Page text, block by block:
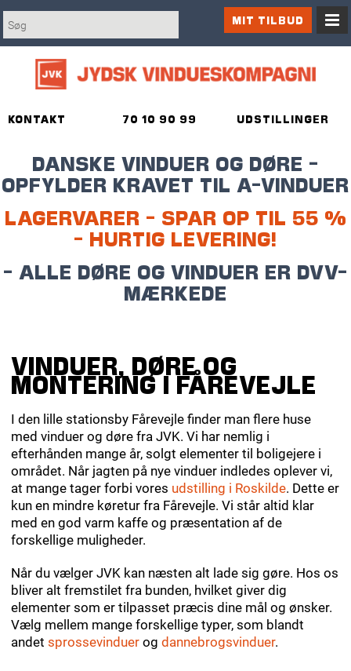
KONTAKT UDSTILLINGER
70 10 90 99
DANSKE VINDUER OG DØRE -
OPFYLDER KRAVET TIL A-VINDUER
LAGERVARER - SPAR OP TIL 55 %
- HURTIG LEVERING!
- ALLE DØRE OG VINDUER ER DVV-
MÆRKEDE
MIT TILBUD
VINDUER, DØRE OG
MONTERING I FÅREVEJLE
I den lille stationsby Fårevejle finder man flere huse
med vinduer og døre fra JVK. Vi har nemlig i
efterhånden mange år, solgt elementer til boligejere i
området. Når jagten på nye vinduer indledes oplever vi,
at mange tager forbi vores udstilling i Roskilde. Dette er
kun en mindre køretur fra Fårevejle. Vi står altid klar
med en god varm kaffe og præsentation af de
forskellige muligheder.
Når du vælger JVK kan næsten alt lade sig gøre. Hos os
bliver alt fremstilet fra bunden, hvilket giver dig
elementer som er tilpasset præcis dine mål og ønsker.
Vælg mellem mange forskellige typer, som blandt
andet sprossevinduer og dannebrogsvinduer.